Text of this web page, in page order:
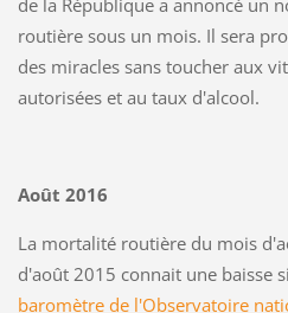
de la République a annoncé un
routière sous un mois. Il sera
des miracles sans toucher aux
autorisées et au taux d'alcool.
Août 2016
La mortalité routière du mois
d'août 2015 connait une baisse
baromètre de l'Observatoire